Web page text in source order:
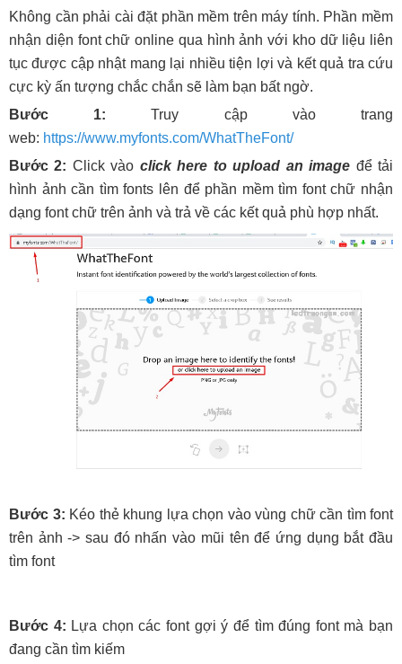
hàng đầu
Không cần phải cài đặt phần mềm trên máy tính. Phần mềm
nhận diện font chữ online qua hình ảnh với kho dữ liệu liên
tục được cập nhật mang lại nhiều tiện lợi và kết quả tra cứu
cực kỳ ấn tượng chắc chắn sẽ làm bạn bất ngờ.
Bước 1: Truy cập vào trang
web: https://www.myfonts.com/WhatTheFont/
Bước 2: Click vào click here to upload an image để tải
hình ảnh cần tìm fonts lên để phần mềm tìm font chữ nhận
dạng font chữ trên ảnh và trả về các kết quả phù hợp nhất.
Bước 3: Kéo thẻ khung lựa chọn vào vùng chữ cần tìm font
trên ảnh -> sau đó nhấn vào mũi tên để ứng dụng bắt đầu
tìm font
Bước 4: Lựa chọn các font gợi ý để tìm đúng font mà bạn
đang cần tìm kiếm